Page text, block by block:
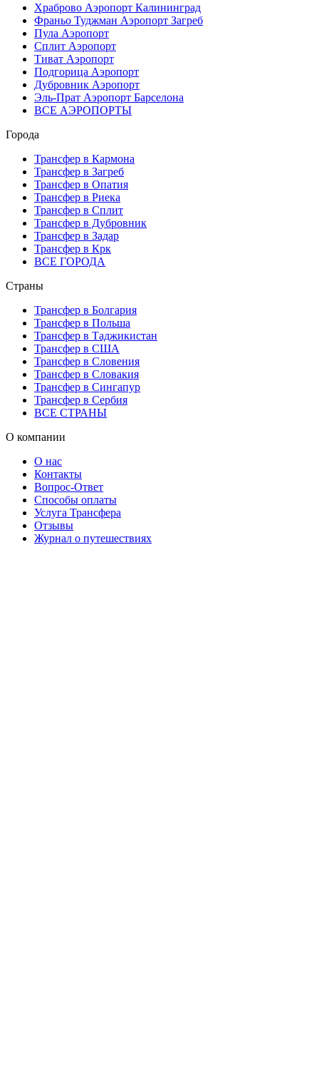
Храброво Аэропорт Калининград
Франьо Туджман Аэропорт Загреб
Пула Аэропорт
Сплит Аэропорт
Тиват Аэропорт
Подгорица Аэропорт
Дубровник Аэропорт
Эль-Прат Аэропорт Барселона
ВСЕ АЭРОПОРТЫ
Города
Трансфер в Кармона
Трансфер в Загреб
Трансфер в Опатия
Трансфер в Риека
Трансфер в Сплит
Трансфер в Дубровник
Трансфер в Задар
Трансфер в Крк
ВСЕ ГОРОДА
Страны
Трансфер в Болгария
Трансфер в Польша
Трансфер в Таджикистан
Трансфер в США
Трансфер в Словения
Трансфер в Словакия
Трансфер в Сингапур
Трансфер в Сербия
ВСЕ СТРАНЫ
О компании
О нас
Контакты
Вопрос-Ответ
Способы оплаты
Услуга Трансфера
Отзывы
Журнал о путешествиях